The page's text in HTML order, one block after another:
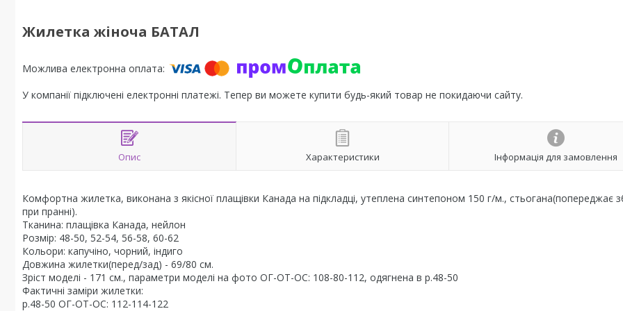
Жилетка жіноча БАТАЛ
У компанії підключені електронні платежі. Тепер ви можете купити будь-який товар не покидаючи сайту.
Опис Характеристики Інформація для замовлення
Комфортна жилетка, виконана з якісної плащівки Канада на підкладці, утеплена синтепоном 150 г/м., стьогана(попереджає
при пранні).
Тканина: плащівка Канада, нейлон
Розмір: 48-50, 52-54, 56-58, 60-62
Кольори: капучіно, чорний, індиго
Довжина жилетки(перед/зад) - 69/80 см.
Зріст моделі - 171 см., параметри моделі на фото ОГ-ОТ-ОС: 108-80-112, одягнена в р.48-50
Фактичні заміри жилетки:
р.48-50 ОГ-ОТ-ОС: 112-114-122